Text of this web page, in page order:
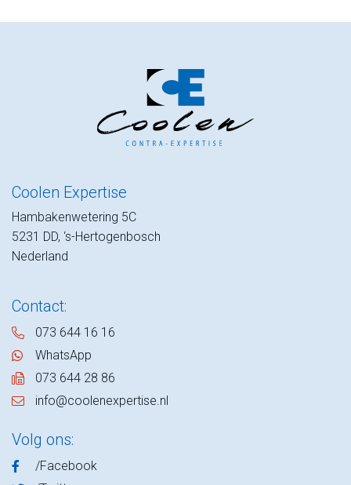
Coolen Expertise
Hambakenwetering 5C
5231 DD, ‘s-Hertogenbosch
Nederland
Contact:
073 644 16 16
WhatsApp
073 644 28 86
info@coolenexpertise.nl
Volg ons:
/Facebook